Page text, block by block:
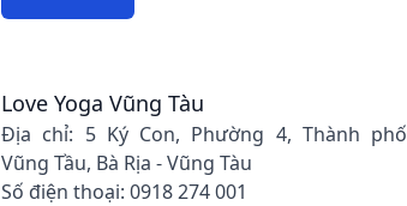
Love Yoga Vũng Tàu
Địa chỉ: 5 Ký Con, Phường 4, Thành phố
Vũng Tầu, Bà Rịa - Vũng Tàu
Số điện thoại: 0918 274 001